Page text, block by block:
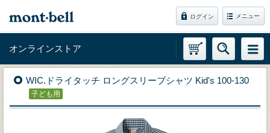
ログイン メニュー
オンラインストア
WIC.ドライタッチ ロングスリーブシャツ Kid's 100-130
子ども用